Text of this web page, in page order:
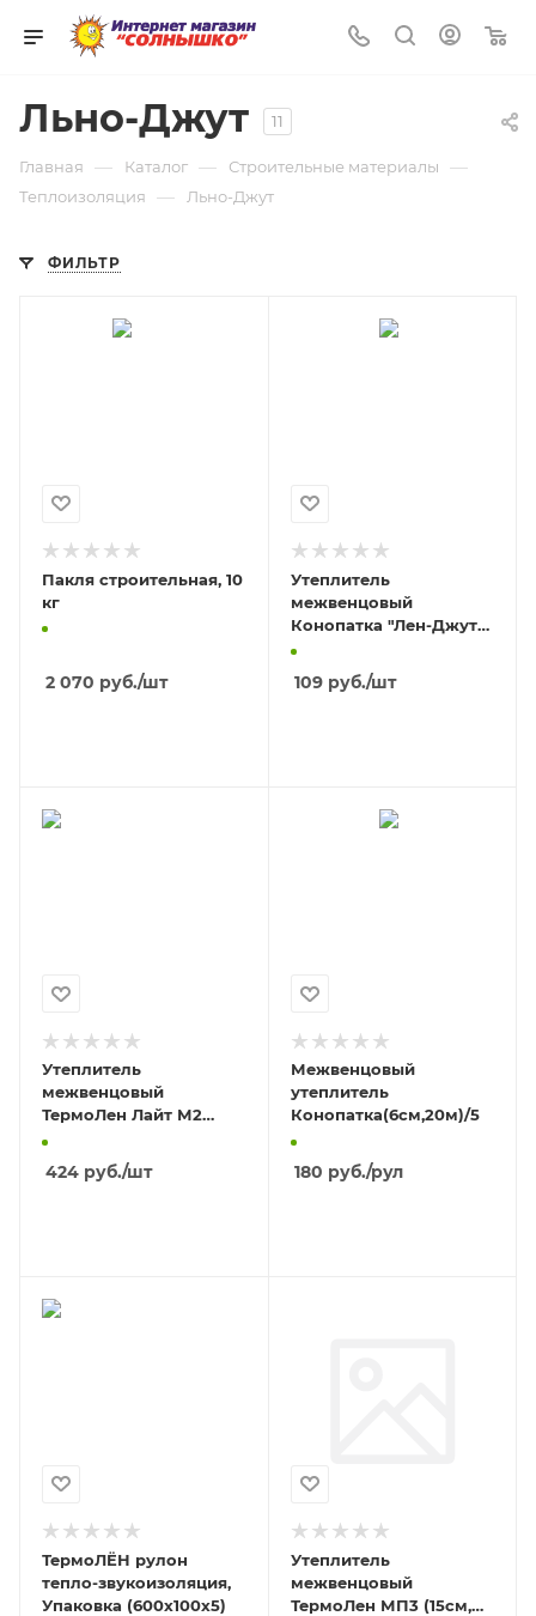
Льно-Джут 11
Главная — Каталог — Строительные материалы —
Теплоизоляция — Льно-Джут
ФИЛЬТР
Пакля строительная, 10
кг
2 070 руб./шт
Утеплитель
межвенцовый
Конопатка "Лен-Джут"
(4см, 20м)
109руб./шт
Утеплитель
межвенцовый
ТермоЛен Лайт М2
(20см, 20м) / 4
424 руб./шт
Межвенцовый
утеплитель
Конопатка(6см,20м)/5
180 руб./рул
ТермоЛЁН рулон
тепло-звукоизоляция,
Упаковка (600х100х5)
Утеплитель
межвенцовый
ТермоЛен МП3 (15см,